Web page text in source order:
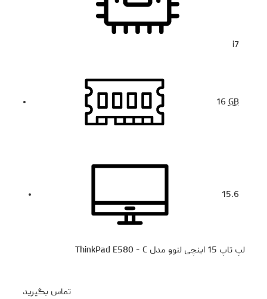
i7
16GB
15.6
لپ تاپ 15 اینچی لنوو مدل ThinkPad E580 - C
تماس بگیرید